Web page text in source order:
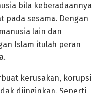
bila keberadaannya
pada sesama. Dengan
lain dan
Islam itulah peran
kerusakan, korupsi
diinginkan. Seperti